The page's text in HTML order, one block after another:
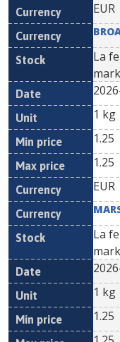
EUR
La
1 kg
1.25
1.25
EUR
La
1 kg
1.25